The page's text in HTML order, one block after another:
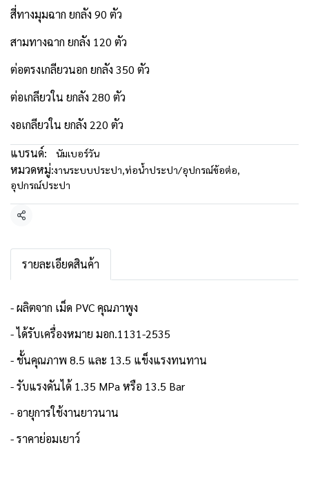
สี่ทางมุมฉาก ยกลัง 90 ตัว
สามทางฉาก ยกลัง 120 ตัว
ต่อตรงเกลียวนอก ยกลัง 350 ตัว
ต่อเกลียวใน ยกลัง 280 ตัว
งอเกลียวใน ยกลัง 220 ตัว
แบรนด์:
นัมเบอร์วัน
หมวดหมู่:งานระบบประปา,ท่อน้ำประปา/อุปกรณ์ข้อต่อ,
อุปกรณ์ประปา
แชร์
รายละเอียดสินค้า
- ผลิตจาก เม็ด PVC คุณภาพูง
- ได้รับเครื่องหมาย มอก.1131-2535
- ชั้นคุณภาพ 8.5 และ 13.5 แข็งแรงทนทาน
- รับแรงดันได้ 1.35 MPa หรือ 13.5 Bar
- อายุการใช้งานยาวนาน
- ราคาย่อมเยาว์